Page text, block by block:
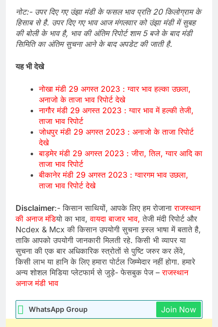
नोट:- उपर दिए गए उंझा मंडी के फसल भाव प्रति 20 किलोग्राम के
हिसाब से है. उपर दिए गए भाव आज मंगलवार को उंझा मंडी में सुबह
की बोली के भाव है, भाव की अंतिम रिपोर्ट शाम 5 बजे के बाद मंडी
सिमिति का अंतिम सुचना आने के बाद अपडेट की जाती है.
यह भी देखे
नोखा मंडी 29 अगस्त 2023 : ग्वार भाव हल्का उछला,
अनाजो के ताजा भाव रिपोर्ट देखे
नागौर मंडी 29 अगस्त 2023 : ग्वार भाव में हल्की तेजी,
ताजा भाव रिपोर्ट
जोधपुर मंडी 29 अगस्त 2023 : अनाजो के ताजा रिपोर्ट
देखे
बाड़मेर मंडी 29 अगस्त 2023 : जीरा, तिल, ग्वार आदि का
ताजा भाव रिपोर्ट
बीकानेर मंडी 29 अगस्त 2023 : ग्वारगम भाव उछला,
ताजा भाव रिपोर्ट देखे
Disclaimer:- किसान साथियों, आपके लिए हम रोजानाराजस्थान
की अनाज मंडियो का भाव, वायदा बाजार भाव, तेजी मंदी रिपोर्ट और
Ncdex & Mcx की किसान उपयोगी सुचना स्र्स्ल भाषा में बताते है,
ताकि आपको उपयोगी जानकारी मिलती रहे. किसी भी व्यापर या
सुचना की एक बार अधिकारिक स्त्रोतों से पुष्टि जरुर कर लेंवे,
किसी लाभ या हानि के लिए हमारा पोर्टल जिम्मेदार नहीं होगा. हमारे
अन्य शोशल मिडिया प्लेटफार्म से जुड़े- फेसबुक पेज –राजस्थान
अनाज मंडी भाव
WhatsApp Group Join Now